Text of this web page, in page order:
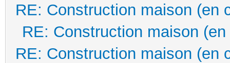
RE: Construction maison (en
RE: Construction maison
RE: Construction maison (en